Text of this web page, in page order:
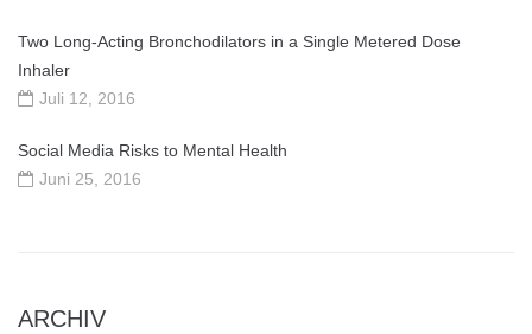
Two Long-Acting Bronchodilators in a Single Metered Dose
Inhaler
Juli 12, 2016
Social Media Risks to Mental Health
Juni 25, 2016
ARCHIV